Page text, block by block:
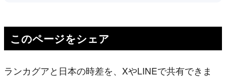
このページをシェア
ランカグアと日本の時差を、XやLINEで共有できま